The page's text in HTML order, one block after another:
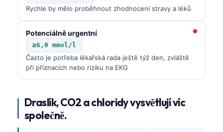
Rychle by mělo proběhnout zhodnocení stravy a léků
Potenciálně urgentní
≥6,0 mmol/l
Často je potřeba lékařská rada ještě týž den, zvláště
při příznacích nebo riziku na EKG
Draslík, CO2 a chloridy vysvětlují víc
společně.
Dansk
Nederlands
Bahasa Indonesia
Հայերեն
Íslenska
Српски језик
Svenska